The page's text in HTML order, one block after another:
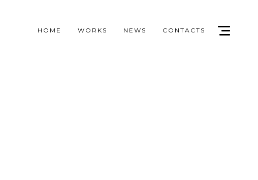
HOME WORKS NEWS CONTACTS